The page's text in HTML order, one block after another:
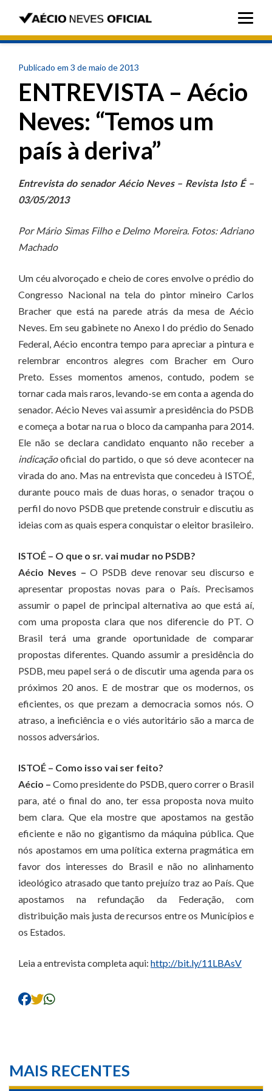
Publicado em 3 de maio de 2013
ENTREVISTA – Aécio
Neves: “Temos um
país à deriva”
Entrevista do senador Aécio Neves – Revista Isto É –
03/05/2013
Por Mário Simas Filho e Delmo Moreira. Fotos: Adriano
Machado
Um céu alvoroçado e cheio de cores envolve o prédio do
Congresso Nacional na tela do pintor mineiro Carlos
Bracher que está na parede atrás da mesa de Aécio
Neves. Em seu gabinete no Anexo l do prédio do Senado
Federal, Aécio encontra tempo para apreciar a pintura e
relembrar encontros alegres com Bracher em Ouro
Preto. Esses momentos amenos, contudo, podem se
tornar cada mais raros, levando-se em conta a agenda do
senador. Aécio Neves vai assumir a presidência do PSDB
e começa a botar na rua o bloco da campanha para 2014.
Ele não se declara candidato enquanto não receber a
indicaçãooficial do partido, o que só deve acontecer na
virada do ano. Mas na entrevista que concedeu à ISTOÉ,
durante pouco mais de duas horas, o senador traçou o
perfil do novo PSDB que pretende construir e discutiu as
ideias com as quais espera conquistar o eleitor brasileiro.
ISTOÉ – O que o sr. vai mudar no PSDB?
Aécio Neves –O PSDB deve renovar seu discurso e
apresentar propostas novas para o País. Precisamos
assumir o papel de principal alternativa ao que está aí,
com uma proposta clara que nos diferencie do PT. O
Brasil terá uma grande oportunidade de comparar
propostas diferentes. Quando assumir a presidência do
PSDB, meu papel será o de discutir uma agenda para os
próximos 20 anos. E de mostrar que os modernos, os
eficientes, os que prezam a democracia somos nós. O
atraso, a ineficiência e o viés autoritário são a marca de
nossos adversários.
ISTOÉ – Como isso vai ser feito?
Aécio –Como presidente do PSDB, quero correr o Brasil
para, até o final do ano, ter essa proposta nova muito
bem clara. Que ela mostre que apostamos na gestão
eficiente e não no gigantismo da máquina pública. Que
nós apostamos em uma política externa pragmática em
favor dos interesses do Brasil e não no alinhamento
ideológico atrasado que tanto prejuízo traz ao País. Que
apostamos na refundação da Federação, com
distribuição mais justa de recursos entre os Municípios e
os Estados.
Leia a entrevista completa aqui: http://bit.ly/11LBAsV
MAIS RECENTES